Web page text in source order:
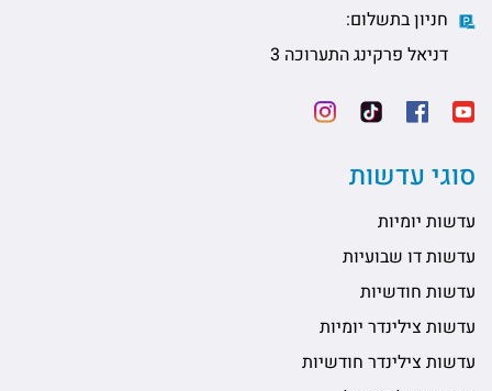
חניון בתשלום:
דניאל פרקינג התערוכה 3
סוגי עדשות
עדשות יומיות
עדשות דו שבועיות
עדשות חודשיות
עדשות צילינדר יומיות
עדשות צילינדר חודשיות